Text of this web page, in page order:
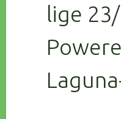
lige